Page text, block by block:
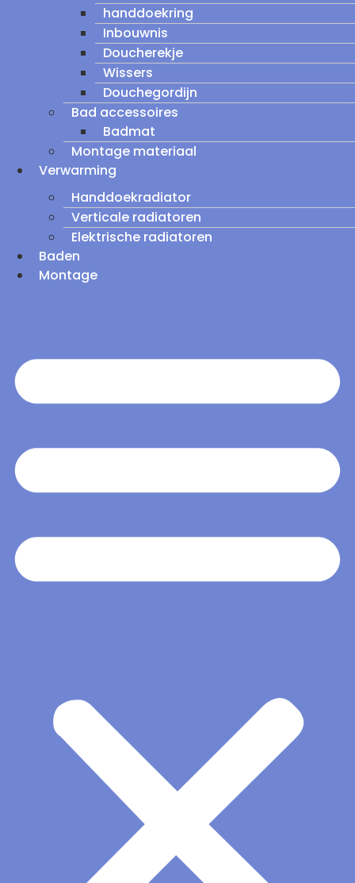
handdoekring
Inbouwnis
Doucherekje
Wissers
Douchegordijn
Bad accessoires
Badmat
Montage materiaal
Verwarming
Handdoekradiator
Verticale radiatoren
Elektrische radiatoren
Baden
Montage